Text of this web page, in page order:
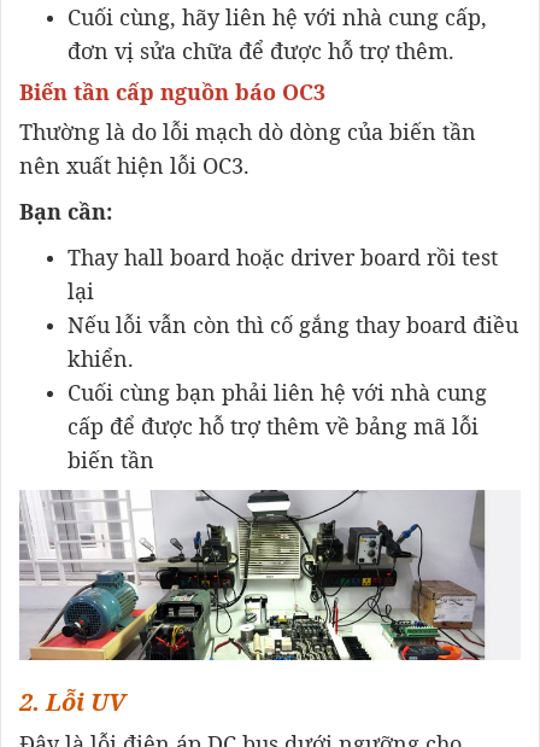
Cuối cùng, hãy liên hệ với nhà cung cấp,
đơn vị sửa chữa để được hỗ trợ thêm.
Biến tần cấp nguồn báo OC3
Thường là do lỗi mạch dò dòng của biến tần
nên xuất hiện lỗi OC3.
Bạn cần:
Thay hall board hoặc driver board rồi test
lại
Nếu lỗi vẫn còn thì cố gắng thay board điều
khiển.
Cuối cùng bạn phải liên hệ với nhà cung
cấp để được hỗ trợ thêm về bảng mã lỗi
biến tần
2. Lỗi UV